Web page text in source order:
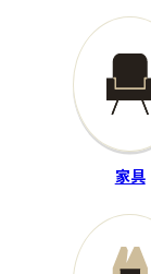
家具